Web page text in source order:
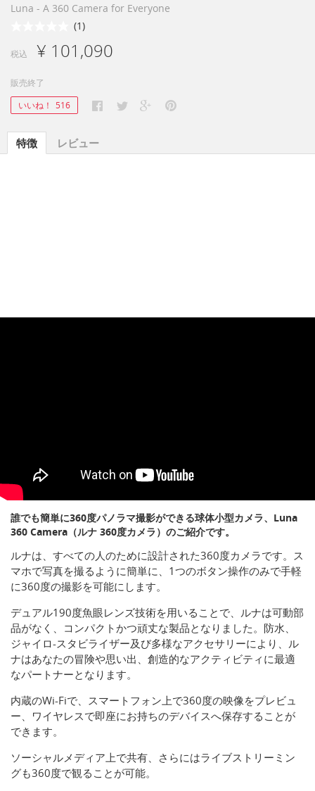
Luna - A 360 Camera for Everyone
(1)
税込 ¥ 101,090
販売終了
いいね！ 516
特徴 レビュー
誰でも簡単に360度パノラマ撮影ができる球体小型カメラ、Luna
360 Camera（ルナ 360度カメラ）のご紹介です。
ルナは、すべての人のために設計された360度カメラです。ス
マホで写真を撮るように簡単に、1つのボタン操作のみで手軽
に360度の撮影を可能にします。
デュアル190度魚眼レンズ技術を用いることで、ルナは可動部
品がなく、コンパクトかつ頑丈な製品となりました。防水、
ジャイロ-スタビライザー及び多様なアクセサリーにより、ル
ナはあなたの冒険や思い出、創造的なアクティビティに最適
なパートナーとなります。
内蔵のWi-Fiで、スマートフォン上で360度の映像をプレビュ
ー、ワイヤレスで即座にお持ちのデバイスへ保存することが
できます。
ソーシャルメディア上で共有、さらにはライブストリーミン
グも360度で観ることが可能。